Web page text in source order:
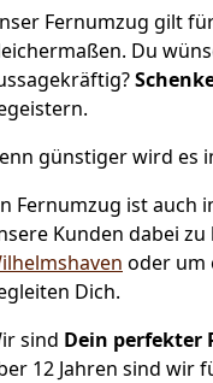
Fernumzug gilt
Du
günstiger wird es
Fernumzug ist auch
Kunden dabei
oder um
Dich.
sind Dein perfekter
12 Jahren sind wir